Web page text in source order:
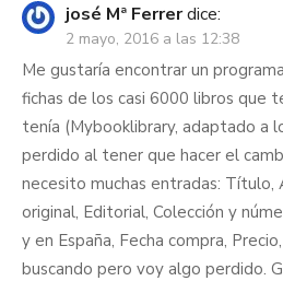
josé Mª Ferrerdice:
2 mayo, 2016 a las 12:38
Me gustaría encontrar un
fichas de los casi 6000 libros que
tenía (Mybooklibrary, adaptado a
perdido al tener que hacer el
necesito muchas entradas:
original, Editorial, Colección y
y en España, Fecha compra,
buscando pero voy algo perdido.